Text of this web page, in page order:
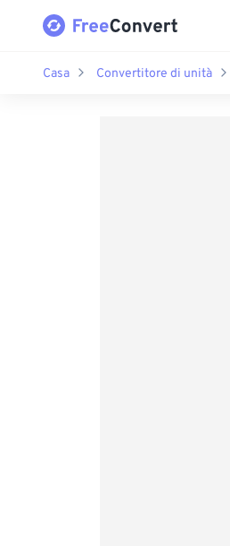
Casa Convertitore di unità